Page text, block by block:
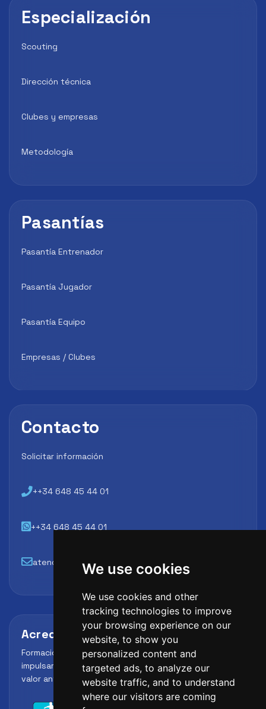
We use cookies
We use cookies and other
tracking technologies to improve
your browsing experience on our
website, to show you
personalized content and
targeted ads, to analyze our
website traffic, and to understand
where our visitors are coming
Especialización
Scouting
Dirección técnica
Clubes y empresas
Metodología
Pasantías
Pasantía Entrenador
Pasantía Jugador
Pasantía Equipo
Empresas / Clubes
Contacto
Solicitar información
++34 648 45 44 01
++34 648 45 44 01
atencion@futbollab.com
Acreditaciones y alianzas
Formación, metodología y reconocimiento para
impulsar el perfil profesional del alumno y reforzar su
valor ante clubes, academias y entidades deportivas.